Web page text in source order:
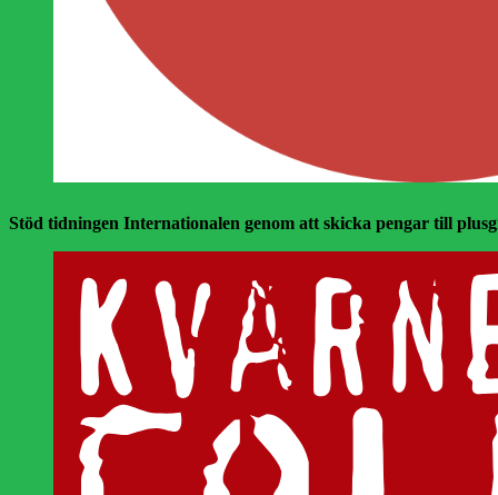
Stöd tidningen Internationalen genom att skicka pengar till